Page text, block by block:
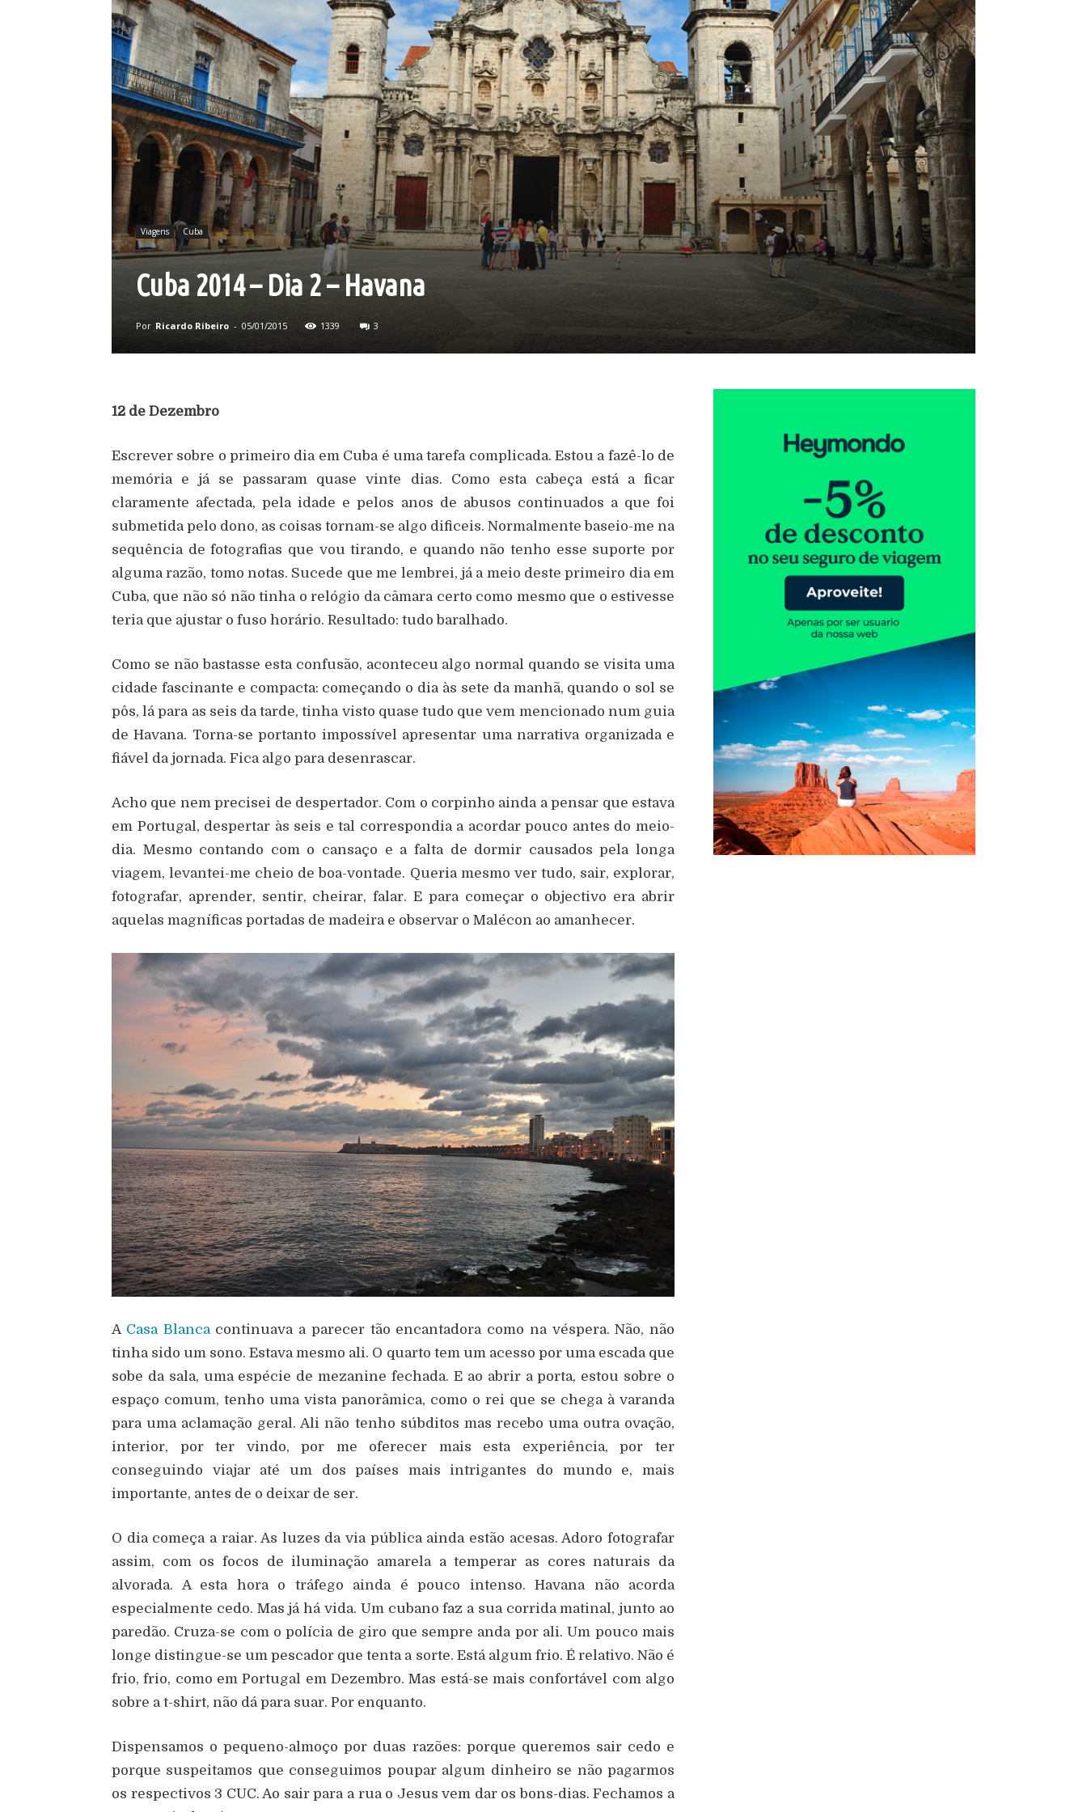
Viagens Cuba
Cuba 2014 – Dia 2 – Havana
Por Ricardo Ribeiro - 05/01/2015 1339 3
12 de Dezembro
Escrever sobre o primeiro dia em Cuba é uma tarefa complicada. Estou a fazê-lo de
memória e já se passaram quase vinte dias. Como esta cabeça está a ficar
claramente afectada, pela idade e pelos anos de abusos continuados a que foi
submetida pelo dono, as coisas tornam-se algo dificeis. Normalmente baseio-me na
sequência de fotografias que vou tirando, e quando não tenho esse suporte por
alguma razão, tomo notas. Sucede que me lembrei, já a meio deste primeiro dia em
Cuba, que não só não tinha o relógio da câmara certo como mesmo que o estivesse
teria que ajustar o fuso horário. Resultado: tudo baralhado.
Como se não bastasse esta confusão, aconteceu algo normal quando se visita uma
cidade fascinante e compacta: começando o dia às sete da manhã, quando o sol se
pôs, lá para as seis da tarde, tinha visto quase tudo que vem mencionado num guia
de Havana. Torna-se portanto impossível apresentar uma narrativa organizada e
fiável da jornada. Fica algo para desenrascar.
Acho que nem precisei de despertador. Com o corpinho ainda a pensar que estava
em Portugal, despertar às seis e tal correspondia a acordar pouco antes do meio-
dia. Mesmo contando com o cansaço e a falta de dormir causados pela longa
viagem, levantei-me cheio de boa-vontade. Queria mesmo ver tudo, sair, explorar,
fotografar, aprender, sentir, cheirar, falar. E para começar o objectivo era abrir
aquelas magníficas portadas de madeira e observar o Malécon ao amanhecer.
A Casa Blanca continuava a parecer tão encantadora como na véspera. Não, não
tinha sido um sono. Estava mesmo ali. O quarto tem um acesso por uma escada que
sobe da sala, uma espécie de mezanine fechada. E ao abrir a porta, estou sobre o
espaço comum, tenho uma vista panorâmica, como o rei que se chega à varanda
para uma aclamação geral. Ali não tenho súbditos mas recebo uma outra ovação,
interior, por ter vindo, por me oferecer mais esta experiência, por ter
conseguindo viajar até um dos países mais intrigantes do mundo e, mais
importante, antes de o deixar de ser.
O dia começa a raiar. As luzes da via pública ainda estão acesas. Adoro fotografar
assim, com os focos de iluminação amarela a temperar as cores naturais da
alvorada. A esta hora o tráfego ainda é pouco intenso. Havana não acorda
especialmente cedo. Mas já há vida. Um cubano faz a sua corrida matinal, junto ao
paredão. Cruza-se com o polícia de giro que sempre anda por ali. Um pouco mais
longe distingue-se um pescador que tenta a sorte. Está algum frio. É relativo. Não é
frio, frio, como em Portugal em Dezembro. Mas está-se mais confortável com algo
sobre a t-shirt, não dá para suar. Por enquanto.
Dispensamos o pequeno-almoço por duas razões: porque queremos sair cedo e
porque suspeitamos que conseguimos poupar algum dinheiro se não pagarmos
os respectivos 3 CUC. Ao sair para a rua o Jesus vem dar os bons-dias. Fechamos a